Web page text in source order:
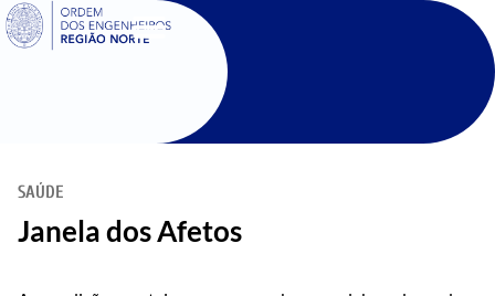
SIGOE
SAÚDE
Janela dos Afetos